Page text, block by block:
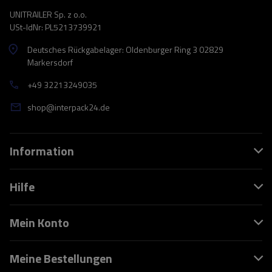
UNITRAILER Sp. z o.o.
USt-IdNr: PL5213739921
Deutsches Rückgabelager: Oldenburger Ring 3 02829
Markersdorf
+49 32213249035
shop@interpack24.de
Information
Hilfe
Mein Konto
Meine Bestellungen